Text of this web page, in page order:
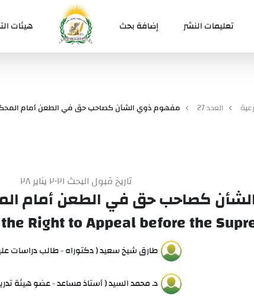
تعليمات النشر إضافة بحث هيئات
العدد 27 مفهوم ذوي الشأن كصاحب حق في الطعن أمام المحكمة
تاريخ قبول البحث ٢٠٢١ يناير ٢٨
كصاحب حق في الطعن أمام
Right to Appeal before the
طارق شيخ سعيد ( دكتوراه - طالب دراسات
د. محمد السيد ( أستاذ مساعد - عضو هيئة